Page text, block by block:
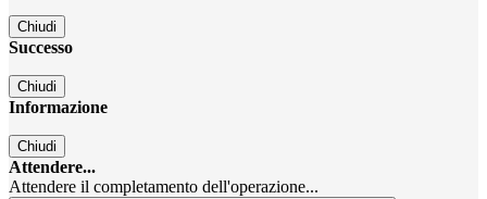
Chiudi
Successo
Chiudi
Informazione
Chiudi
Attendere...
Attendere il completamento dell'operazione...